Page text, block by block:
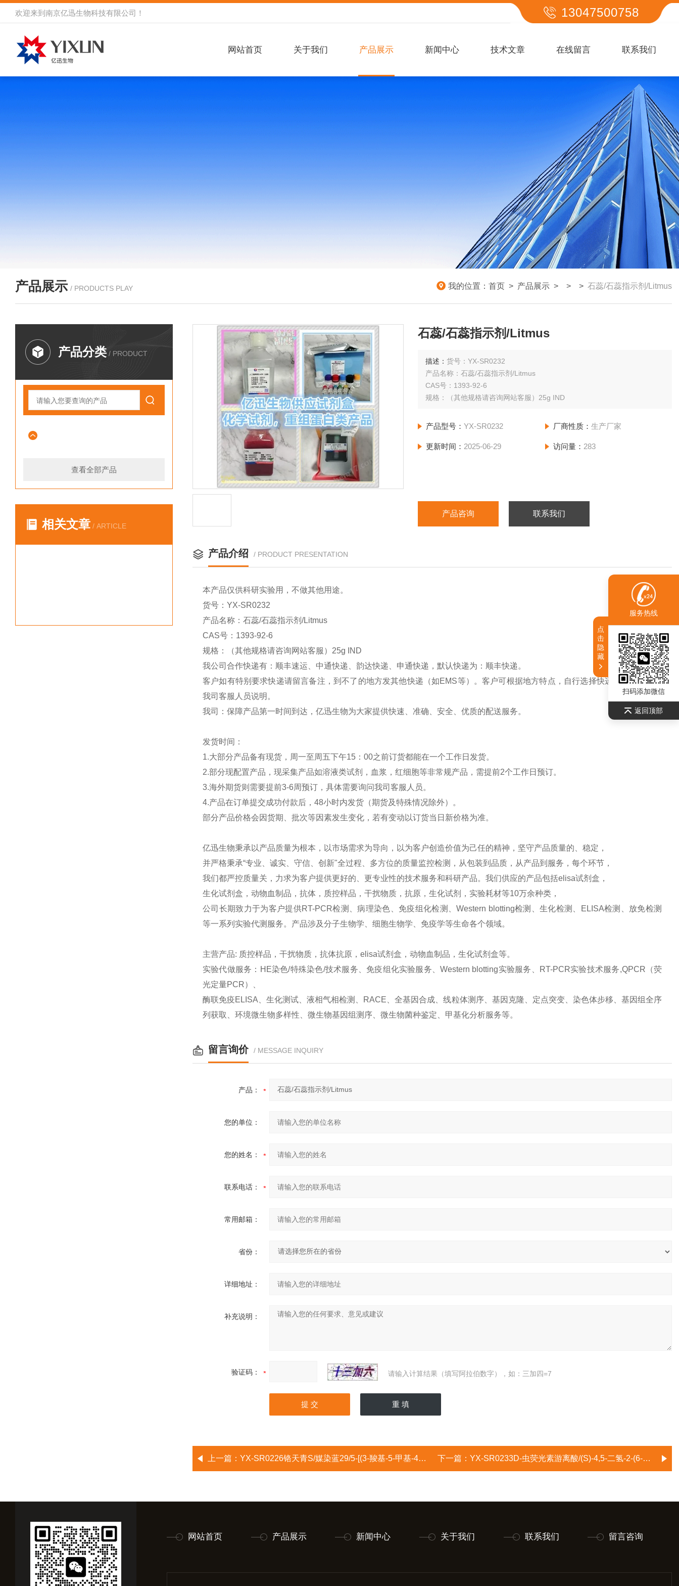
欢迎来到 南京亿迅生物科技有限公司 ！ 13047500758
网站首页 关于我们 产品展示 新闻中心 技术文章 在线留言 联系我们
产品展示 / PRODUCTS PLAY 我的位置： 首页 > 产品展示 > > > 石蕊/石蕊指示剂/Litmus
产品分类 / PRODUCT
查看全部产品
相关文章 / ARTICLE
石蕊/石蕊指示剂/Litmus
描述：货号：YX-SR0232
产品名称：石蕊/石蕊指示剂/Litmus
CAS号：1393-92-6
规格：（其他规格请咨询网站客服）25g IND
产品型号：YX-SR0232 厂商性质： 生产厂家
更新时间： 2025-06-29 访问量： 283
产品咨询 联系我们
产品介绍 / PRODUCT PRESENTATION
本产品仅供科研实验用，不做其他用途。
货号：YX-SR0232
产品名称：石蕊/石蕊指示剂/Litmus
CAS号：1393-92-6
规格：（其他规格请咨询网站客服）25g IND
我公司合作快递有：顺丰速运、中通快递、韵达快递、申通快递，默认快递为：顺丰快递。
客户如有特别要求快递请留言备注，到不了的地方发其他快递（如EMS等）。客户可根据地方特点，自行选择快递公司，请联系
我司客服人员说明。
我司：保障产品第一时间到达，亿迅生物为大家提供快速、准确、安全、优质的配送服务。
发货时间：
1.大部分产品备有现货，周一至周五下午15：00之前订货都能在一个工作日发货。
2.部分现配置产品，现采集产品如溶液类试剂，血浆，红细胞等非常规产品，需提前2个工作日预订。
3.海外期货则需要提前3-6周预订，具体需要询问我司客服人员。
4.产品在订单提交成功付款后，48小时内发货（期货及特殊情况除外）。
部分产品价格会因货期、批次等因素发生变化，若有变动以订货当日新价格为准。
亿迅生物秉承以产品质量为根本，以市场需求为导向，以为客户创造价值为己任的精神，坚守产品质量的、稳定，
并严格秉承“专业、诚实、守信、创新"全过程、多方位的质量监控检测，从包装到品质，从产品到服务，每个环节，
我们都严控质量关，力求为客户提供更好的、更专业性的技术服务和科研产品。我们供应的产品包括elisa试剂盒，
生化试剂盒，动物血制品，抗体，质控样品，干扰物质，抗原，生化试剂，实验耗材等10万余种类，
公司长期致力于为客户提供RT-PCR检测、病理染色、免疫组化检测、Western blotting检测、生化检测、ELISA检测、放免检测
等一系列实验代测服务。产品涉及分子生物学、细胞生物学、免疫学等生命各个领域。
主营产品: 质控样品，干扰物质，抗体抗原，elisa试剂盒，动物血制品，生化试剂盒等。
实验代做服务：HE染色/特殊染色/技术服务、免疫组化实验服务、Western blotting实验服务、RT-PCR实验技术服务,QPCR（荧
光定量PCR）、
酶联免疫ELISA、生化测试、液相气相检测、RACE、全基因合成、线粒体测序、基因克隆、定点突变、染色体步移、基因组全序
列获取、环境微生物多样性、微生物基因组测序、微生物菌种鉴定、甲基化分析服务等。
留言询价 / MESSAGE INQUIRY
产品：
您的单位：
您的姓名：
联系电话：
常用邮箱：
省份：
详细地址：
补充说明：
验证码： 请输入计算结果（填写阿拉伯数字），如：三加四=7
上一篇： YX-SR0226铬天青S/媒染蓝29/5-[(3-羧基-5-甲基-4-氧代-2,5-环己二烯-1-亚基)(2,6-二氯-3-磺基苯基)甲基]-2-羟基-3-甲 下一篇： YX-SR0233D-虫荧光素游离酸/(S)-4,5-二氢-2-(6-羟基苯并噻唑-2-基)噻唑-4-甲酸/D-荧光素/D-冷光素/D-Luciferin
网站首页 产品展示 新闻中心 关于我们 联系我们 留言咨询
服务热线
扫码添加微信
返回顶部
点
击
隐
藏